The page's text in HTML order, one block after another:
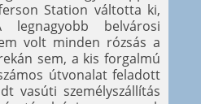
Station váltotta ki,
belvárosi
volt minden rózsás a
sem, a kis forgalmú
útvonalat feladott
vasúti személyszállítás